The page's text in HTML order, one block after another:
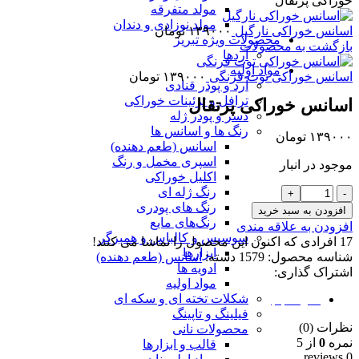
مولد متفرقه
مولد نوزادی و دندان
محصولات ویژه تبریز
آردها
مواد اولیه
آرد و پودر قنادی
ترافل و تزئینات خوراکی
دسر و پودر ژله
رنگ ها و اسانس ها
اسانس (طعم دهنده)
اسپری مخمل و رنگ
اکلیل خوراکی
رنگ ژله ای
رنگ های پودری
رنگ‌های مایع
سوسیس و کالباس و همبرگر
ابزارها
ادویه ها
مواد اولیه
شکلات تخته ای و سکه ای
فیلینگ و تاپینگ
محصولات نانی
قالب و ابزارها
اسانس خوراکی نارگیل ۱۳۹۰۰۰ تومان
بازگشت به محصولات
اسانس خوراکی توت فرنگی ۱۳۹۰۰۰ تومان
اسانس خوراکی پرتقال
۱۳۹۰۰۰ تومان
موجود در انبار
اسانس
خوراکی
پرتقال
عدد
افزودن به سبد خرید
افزودن به علاقه مندی
17 افرادی که اکنون این محصول را تماشا می کنند!
شناسه محصول: 1579 دسته: اسانس (طعم دهنده)
اشتراک گذاری:
نظرات (0)
نمره 0 از 5